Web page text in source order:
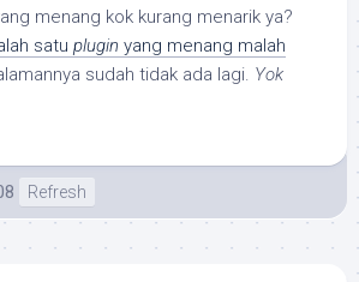
menang kok kurang menarik ya?
satu plugin yang menang malah
sudah tidak ada lagi. Yok
Refresh